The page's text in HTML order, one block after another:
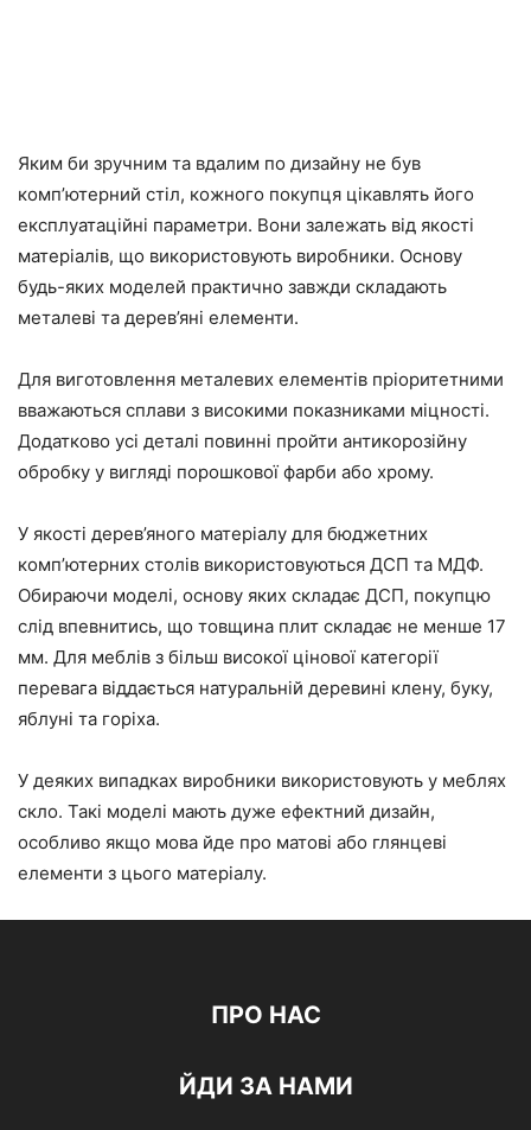
Яким би зручним та вдалим по дизайну не був
комп’ютерний стіл, кожного покупця цікавлять його
експлуатаційні параметри. Вони залежать від якості
матеріалів, що використовують виробники. Основу
будь-яких моделей практично завжди складають
металеві та дерев’яні елементи.
Для виготовлення металевих елементів пріоритетними
вважаються сплави з високими показниками міцності.
Додатково усі деталі повинні пройти антикорозійну
обробку у вигляді порошкової фарби або хрому.
У якості дерев’яного матеріалу для бюджетних
комп’ютерних столів використовуються ДСП та МДФ.
Обираючи моделі, основу яких складає ДСП, покупцю
слід впевнитись, що товщина плит складає не менше 17
мм. Для меблів з більш високої цінової категорії
перевага віддається натуральній деревині клену, буку,
яблуні та горіха.
У деяких випадках виробники використовують у меблях
скло. Такі моделі мають дуже ефектний дизайн,
особливо якщо мова йде про матові або глянцеві
елементи з цього матеріалу.
ПРО НАС
ЙДИ ЗА НАМИ